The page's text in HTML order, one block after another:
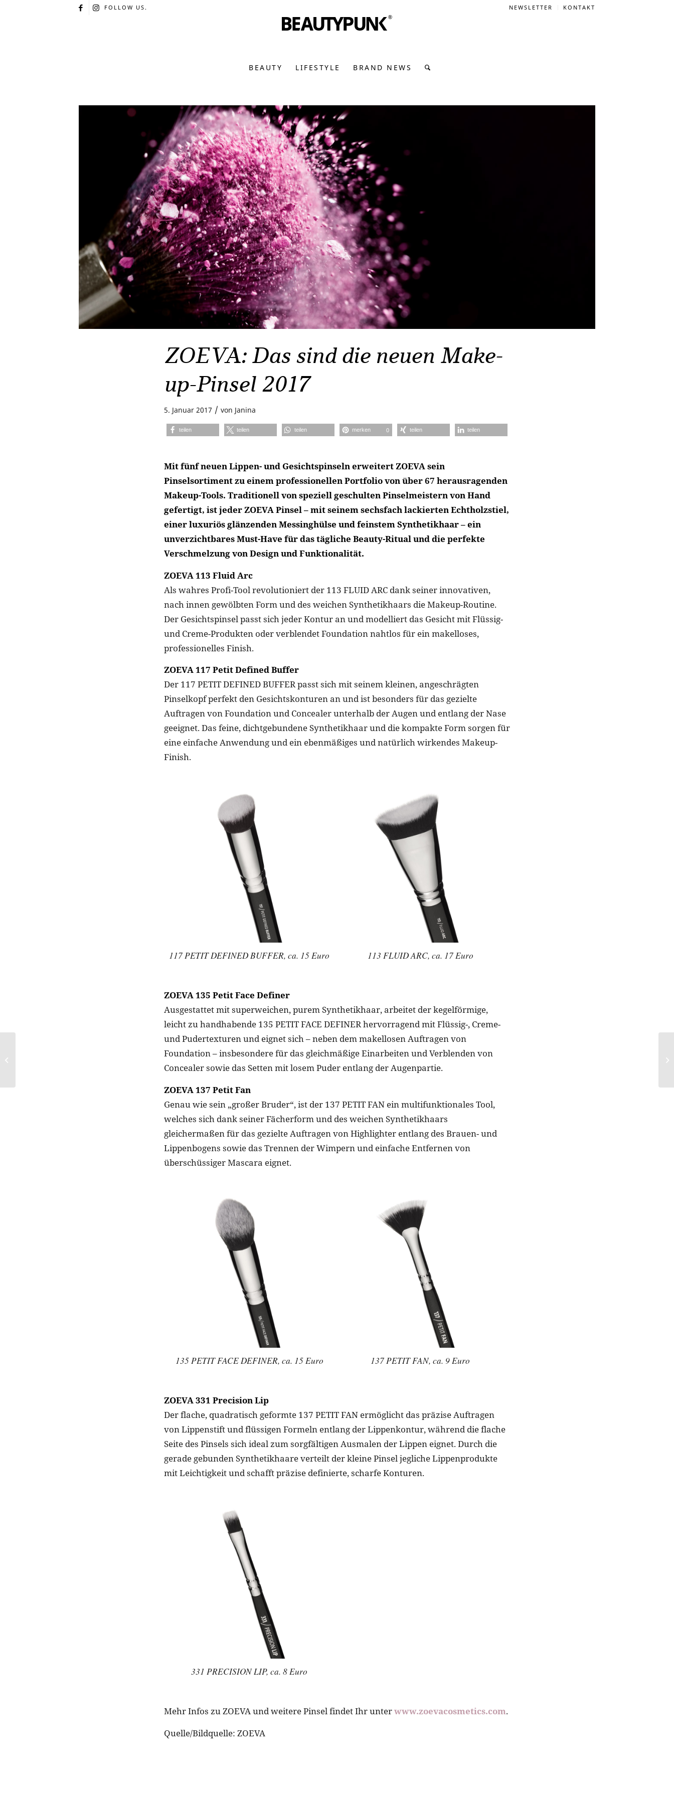
NEWSLETTER KONTAKT
FOLLOW US.
BEAUTY LIFESTYLE BRAND NEWS
ZOEVA: Das sind die neuen Make-
up-Pinsel 2017
5. Januar 2017 / von Janina
teilen teilen teilen merken 0 teilen teilen
Mit fünf neuen Lippen- und Gesichtspinseln erweitert ZOEVA sein
Pinselsortiment zu einem professionellen Portfolio von über 67 herausragenden
Makeup-Tools. Traditionell von speziell geschulten Pinselmeistern von Hand
gefertigt, ist jeder ZOEVA Pinsel – mit seinem sechsfach lackierten Echtholzstiel,
einer luxuriös glänzenden Messinghülse und feinstem Synthetikhaar – ein
unverzichtbares Must-Have für das tägliche Beauty-Ritual und die perfekte
Verschmelzung von Design und Funktionalität.
ZOEVA 113 Fluid Arc
Als wahres Profi-Tool revolutioniert der 113 FLUID ARC dank seiner innovativen,
nach innen gewölbten Form und des weichen Synthetikhaars die Makeup-Routine.
Der Gesichtspinsel passt sich jeder Kontur an und modelliert das Gesicht mit Flüssig-
und Creme-Produkten oder verblendet Foundation nahtlos für ein makelloses,
professionelles Finish.
ZOEVA 117 Petit Defined Buffer
Der 117 PETIT DEFINED BUFFER passt sich mit seinem kleinen, angeschrägten
Pinselkopf perfekt den Gesichtskonturen an und ist besonders für das gezielte
Auftragen von Foundation und Concealer unterhalb der Augen und entlang der Nase
geeignet. Das feine, dichtgebundene Synthetikhaar und die kompakte Form sorgen für
eine einfache Anwendung und ein ebenmäßiges und natürlich wirkendes Makeup-
Finish.
117 PETIT DEFINED BUFFER, ca. 15 Euro 113 FLUID ARC, ca. 17 Euro
ZOEVA 135 Petit Face Definer
Ausgestattet mit superweichen, purem Synthetikhaar, arbeitet der kegelförmige,
leicht zu handhabende 135 PETIT FACE DEFINER hervorragend mit Flüssig-, Creme-
und Pudertexturen und eignet sich – neben dem makellosen Auftragen von
Foundation – insbesondere für das gleichmäßige Einarbeiten und Verblenden von
Concealer sowie das Setten mit losem Puder entlang der Augenpartie.
ZOEVA 137 Petit Fan
Genau wie sein „großer Bruder“, ist der 137 PETIT FAN ein multifunktionales Tool,
welches sich dank seiner Fächerform und des weichen Synthetikhaars
gleichermaßen für das gezielte Auftragen von Highlighter entlang des Brauen- und
Lippenbogens sowie das Trennen der Wimpern und einfache Entfernen von
überschüssiger Mascara eignet.
135 PETIT FACE DEFINER, ca. 15 Euro 137 PETIT FAN, ca. 9 Euro
ZOEVA 331 Precision Lip
Der flache, quadratisch geformte 137 PETIT FAN ermöglicht das präzise Auftragen
von Lippenstift und flüssigen Formeln entlang der Lippenkontur, während die flache
Seite des Pinsels sich ideal zum sorgfältigen Ausmalen der Lippen eignet. Durch die
gerade gebunden Synthetikhaare verteilt der kleine Pinsel jegliche Lippenprodukte
mit Leichtigkeit und schafft präzise definierte, scharfe Konturen.
331 PRECISION LIP, ca. 8 Euro
Mehr Infos zu ZOEVA und weitere Pinsel findet Ihr unterwww.zoevacosmetics.com.
Quelle/Bildquelle: ZOEVA